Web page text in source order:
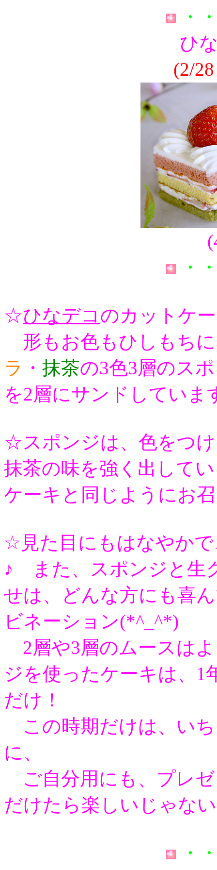
・
ひ
(2/
・
☆ひなデコ のカットケ
形も お色もひしもち
ラ ・ 抹茶の3色3層のス
を2層にサンドしていま
☆スポンジは、色をつ
抹茶の味を強く出して
ケーキと同じようにお
☆見た目にもはなやか
♪ また、スポンジと生
せは、どんな方にも喜
ビネーション(*^_^*)
2層や3層のムースは
ジを使ったケーキは、1
だけ！
この時期だけは、い
に、
ご自分用にも、プレ
だけたら楽しいじゃな
・